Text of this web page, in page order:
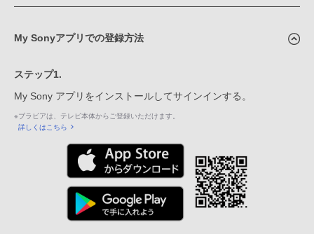
My Sonyアプリでの登録方法
ステップ1.
My Sony アプリをインストールしてサインインする。
※ブラビアは、テレビ本体からご登録いただけます。
詳しくはこちら